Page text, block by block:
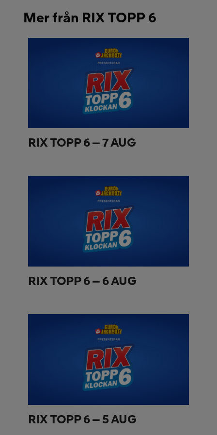
Mer från RIX TOPP 6
RIX TOPP 6 – 7 AUG
RIX TOPP 6 – 6 AUG
RIX TOPP 6 – 5 AUG